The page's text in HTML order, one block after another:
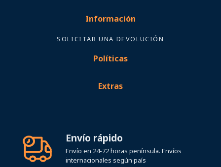
SOLICITAR UNA DEVOLUCIÓN
Políticas
Envío en 24-72 horas península. Envíos
internacionales según país